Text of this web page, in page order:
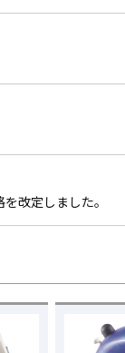
改定しました。